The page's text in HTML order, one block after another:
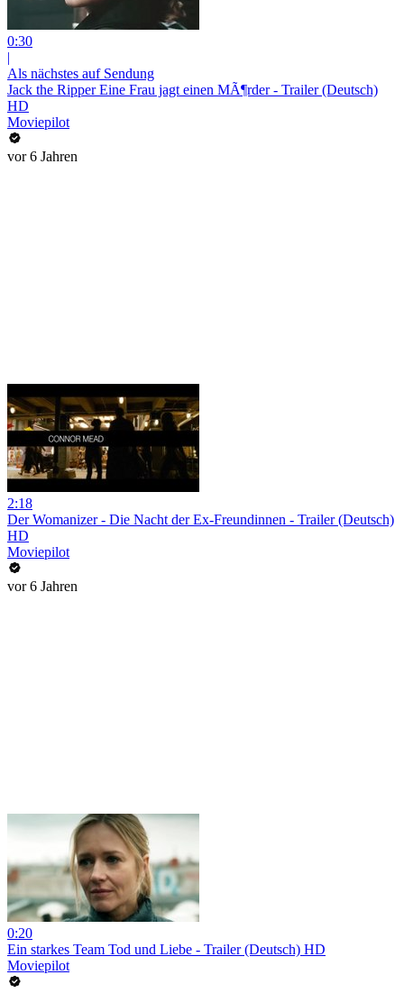
0:30
|
Als nächstes auf Sendung
Jack the Ripper Eine Frau jagt einen MÃ¶rder - Trailer (Deutsch)
HD
Moviepilot
vor 6 Jahren
2:18
Der Womanizer - Die Nacht der Ex-Freundinnen - Trailer (Deutsch)
HD
Moviepilot
vor 6 Jahren
0:20
Ein starkes Team Tod und Liebe - Trailer (Deutsch) HD
Moviepilot